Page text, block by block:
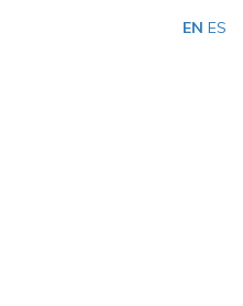
EN ES